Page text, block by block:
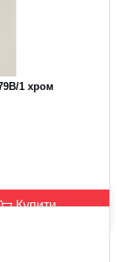
1 хром
Купити